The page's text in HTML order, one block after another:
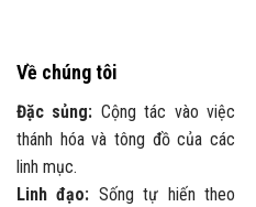
Về chúng tôi
Đặc sủng: Cộng tác vào việc
thánh hóa và tông đồ của các
linh mục.
Linh đạo: Sống tự hiến theo